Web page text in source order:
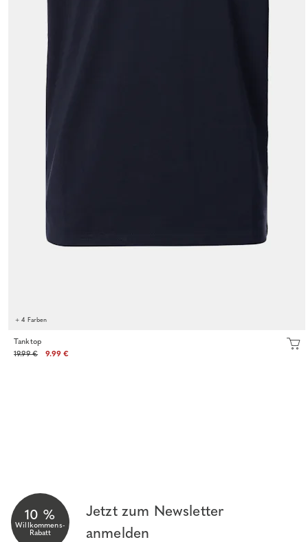
+ 4 Farben
Tanktop
19.99 €
9.99 €
10 %
Willkommens-
Rabatt
Jetzt zum Newsletter
anmelden